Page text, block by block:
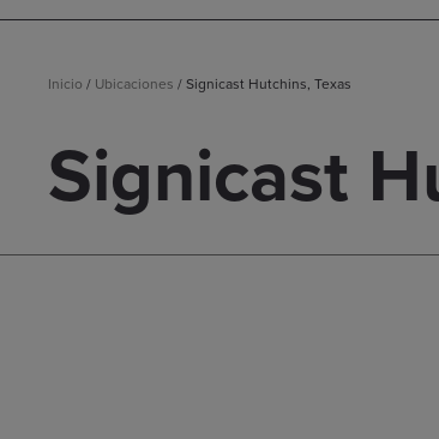
Inicio / Ubicaciones /Signicast Hutchins, Texas
Signicast